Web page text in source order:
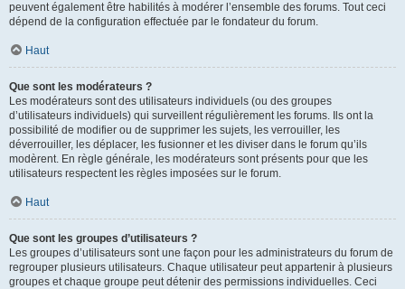
peuvent également être habilités à modérer l’ensemble des forums. Tout ceci
dépend de la configuration effectuée par le fondateur du forum.
Haut
Que sont les modérateurs ?
Les modérateurs sont des utilisateurs individuels (ou des groupes
d’utilisateurs individuels) qui surveillent régulièrement les forums. Ils ont la
possibilité de modifier ou de supprimer les sujets, les verrouiller, les
déverrouiller, les déplacer, les fusionner et les diviser dans le forum qu’ils
modèrent. En règle générale, les modérateurs sont présents pour que les
utilisateurs respectent les règles imposées sur le forum.
Haut
Que sont les groupes d’utilisateurs ?
Les groupes d’utilisateurs sont une façon pour les administrateurs du forum de
regrouper plusieurs utilisateurs. Chaque utilisateur peut appartenir à plusieurs
groupes et chaque groupe peut détenir des permissions individuelles. Ceci